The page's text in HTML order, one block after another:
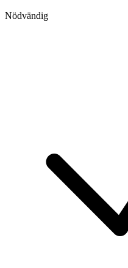
Nödvändig